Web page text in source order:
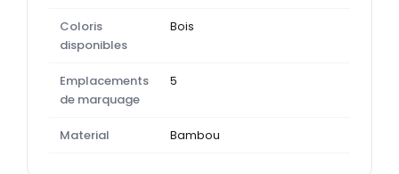
Coloris
disponibles
Bois
Emplacements
de marquage
5
Material Bambou